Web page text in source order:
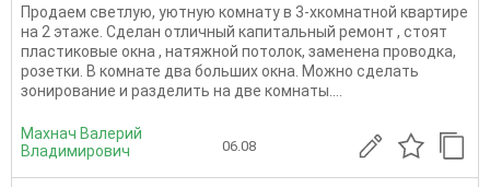
Продаем светлую, уютную комнату в 3-хкомнатной квартире
на 2 этаже. Сделан отличный капитальный ремонт , стоят
пластиковые окна , натяжной потолок, заменена проводка,
розетки. В комнате два больших окна. Можно сделать
зонирование и разделить на две комнаты....
Махнач Валерий
Владимирович
06.08